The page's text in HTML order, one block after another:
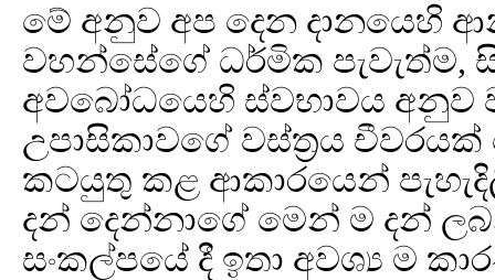
මේ අනුව අප දෙන දානයෙහි
වහන්සේගේ ධර්මික පැවැත්ම,
අවබෝධයෙහි ස්වභාවය අනුව
උපාසිකාවගේ වස්ත්‍රය
කටයුතු කළ ආකාරයෙන්
දන් දෙන්නාගේ මෙන් ම දන්
සංකල්පයේ දී ඉතා අවශ්‍ය ම